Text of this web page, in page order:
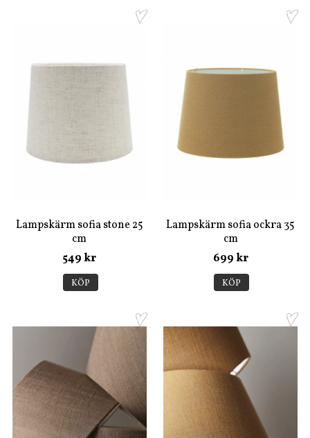
Lampskärm sofia stone 25
cm
549 kr
KÖP
Lampskärm sofia ockra 35
cm
699 kr
KÖP